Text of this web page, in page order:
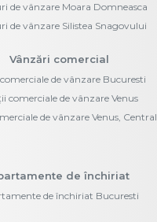
de vânzare Moara Domneasca
de vânzare Silistea Snagovului
Vânzări comercial
de vânzare Bucuresti
comerciale de vânzare Venus
de vânzare Venus, Central
de închiriat
de închiriat Bucuresti